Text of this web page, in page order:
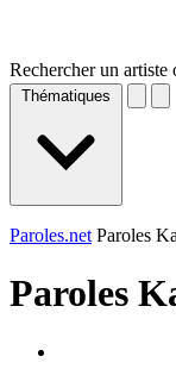
Rechercher un artiste
Thématiques
Paroles.net Paroles
Paroles